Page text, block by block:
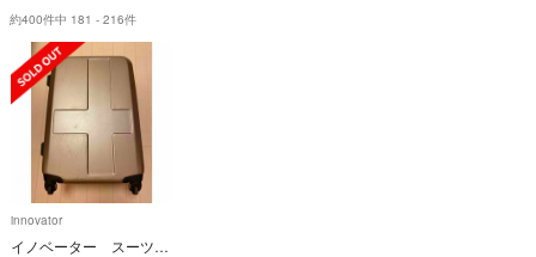
約400件中 181 - 216件
innovator
イノベーター スーツケース TSAロック付 キャリー